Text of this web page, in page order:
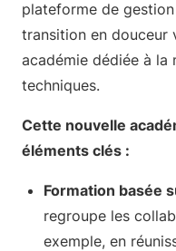
plateforme de
transition en douceur
académie dédiée à la
techniques.
Cette nouvelle
éléments clés :
Formation basée
regroupe les
exemple, en